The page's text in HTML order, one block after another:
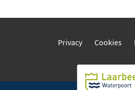
Privacy Cookies